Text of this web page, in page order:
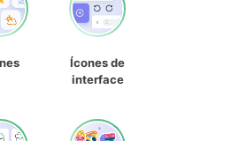
Ícones de
interface